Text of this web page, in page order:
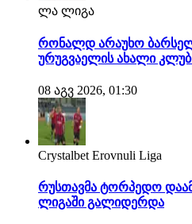
ლა ლიგა
რონალდ არაუხო
ურუგვაელის ახალი
08 აგვ 2026, 01:30
Crystalbet Erovnuli Liga
რუსთავმა ტორპედო
ლიგაში გალიდერდა